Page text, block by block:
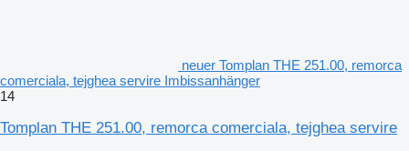
neuer Tomplan THE 251.00, remorca
comerciala, tejghea servire Imbissanhänger
14
Tomplan THE 251.00, remorca comerciala, tejghea servire